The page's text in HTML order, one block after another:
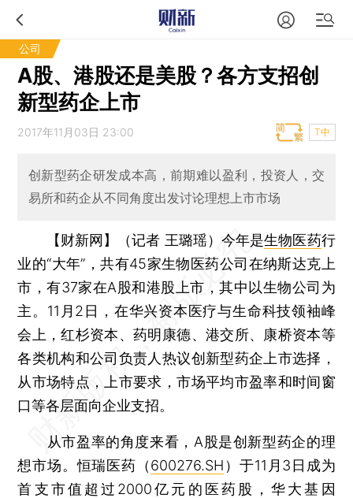
公司
A股、港股还是美股？各方支招创
新型药企上市
2017年11月03日 23:00 T中
创新型药企研发成本高，前期难以盈利，投资人，交
易所和药企从不同角度出发讨论理想上市市场
【财新网】（记者 王璐瑶） 今年是生物医药行
业的“大年”，共有45家生物医药公司在纳斯达克上
市，有37家在A股和港股上市，其中以生物公司为
主。11月2日，在华兴资本医疗与生命科技领袖峰
会上，红杉资本、药明康德、港交所、康桥资本等
各类机构和公司负责人热议创新型药企上市选择，
从市场特点，上市要求，市场平均市盈率和时间窗
口等各层面向企业支招。
从市盈率的角度来看，A股是创新型药企的理
想市场。恒瑞医药（600276.SH ）于11月3日成为
首支市值超过2000亿元的医药股，华大基因